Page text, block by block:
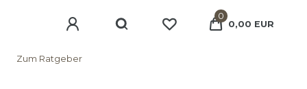
Zum Ratgeber
0
0,00 EUR